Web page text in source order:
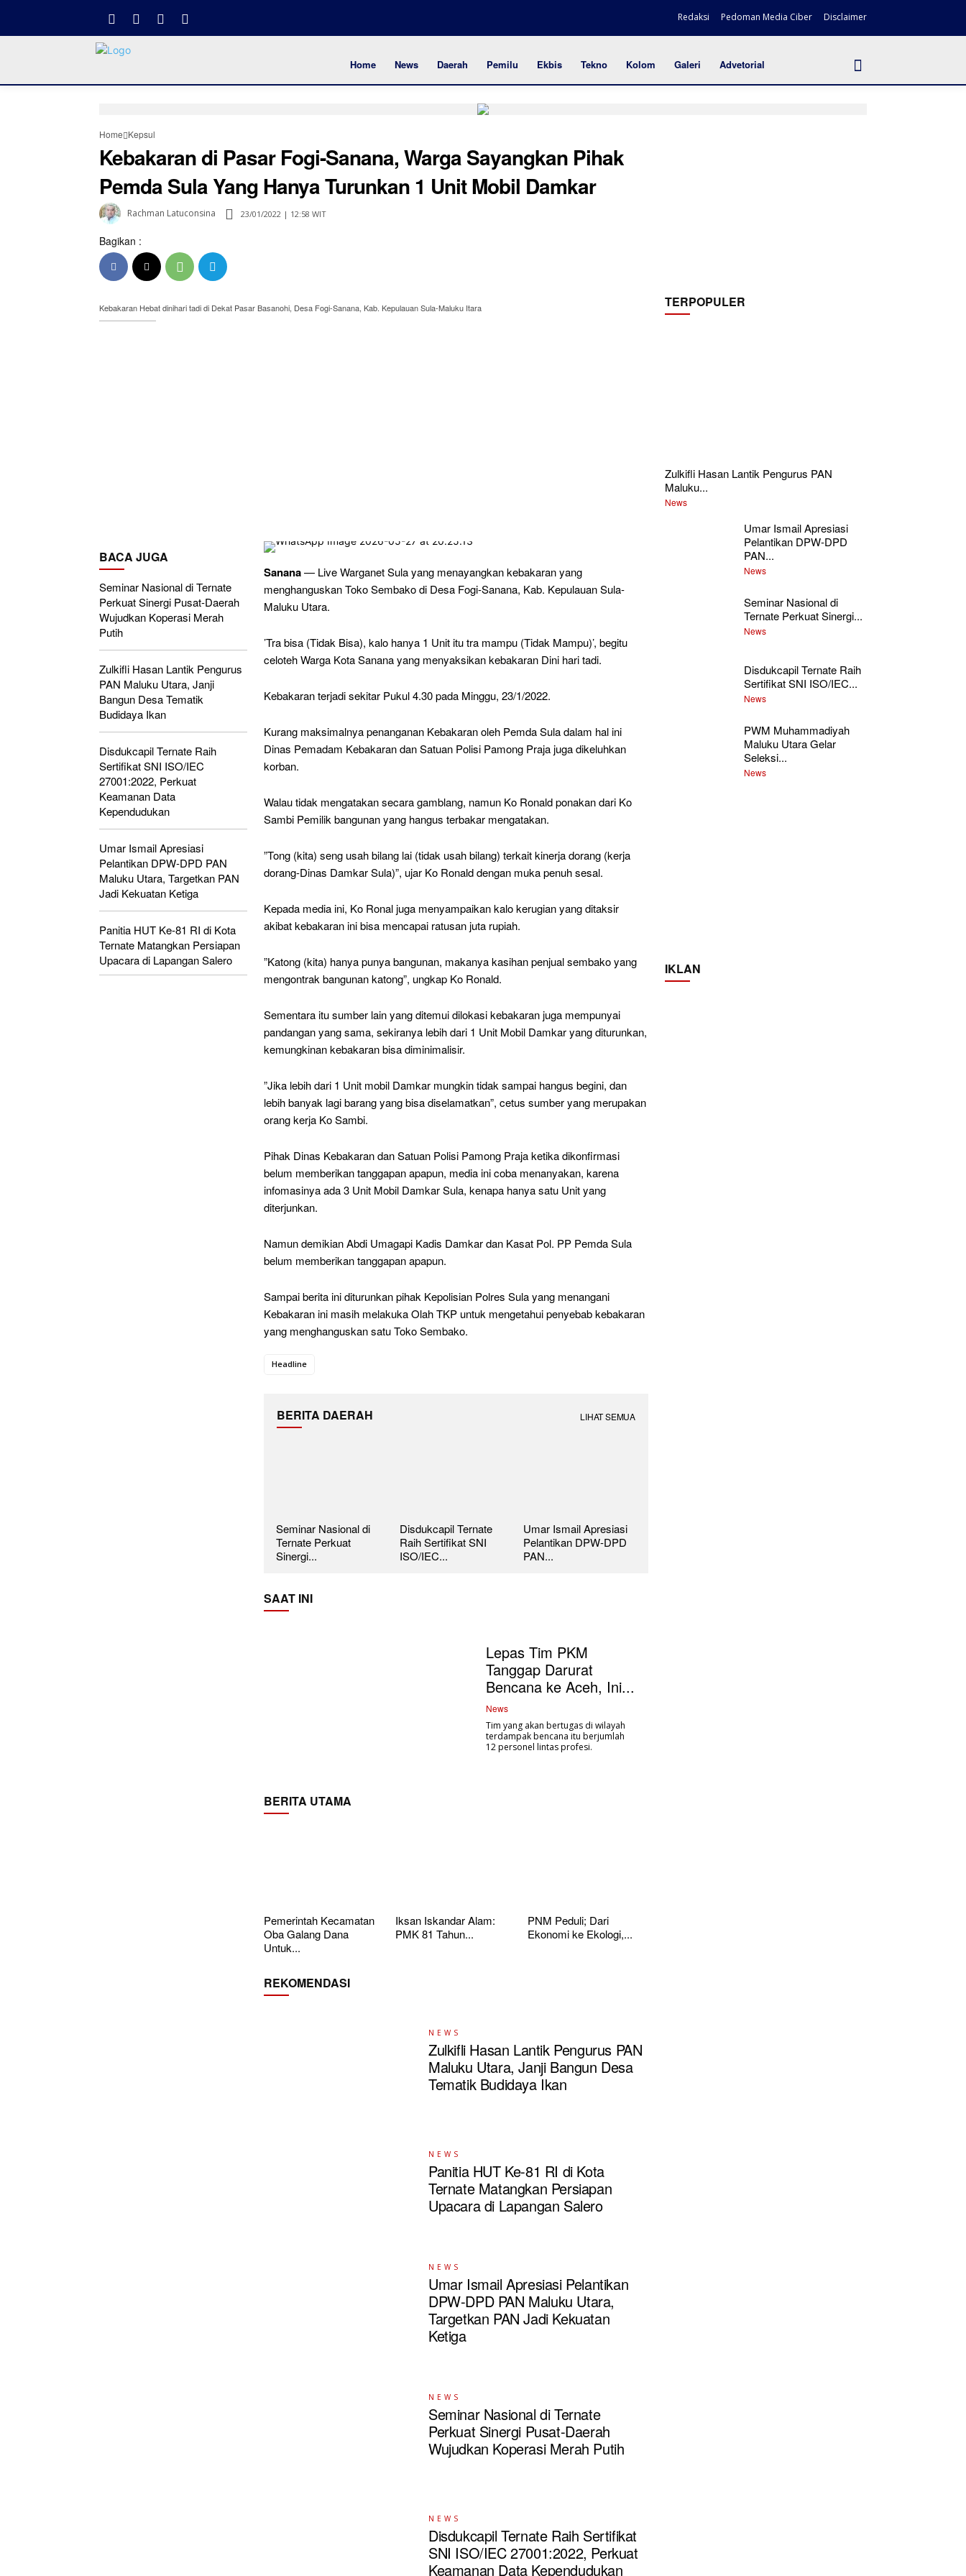
Redaksi Pedoman Media Ciber Disclaimer
Home News Daerah Pemilu Ekbis Tekno Kolom Galeri Advetorial
Home Kepsul
Kebakaran di Pasar Fogi-Sanana, Warga Sayangkan Pihak
Pemda Sula Yang Hanya Turunkan 1 Unit Mobil Damkar
Rachman Latuconsina 23/01/2022 | 12:58 WIT
Bagikan :
Kebakaran Hebat dinihari tadi di Dekat Pasar Basanohi, Desa Fogi-Sanana, Kab. Kepulauan Sula-Maluku Itara TERPOPULER
Zulkifli Hasan Lantik Pengurus PAN
Maluku...
News
BACA JUGA
Seminar Nasional di Ternate
Perkuat Sinergi Pusat-Daerah
Wujudkan Koperasi Merah
Putih
Zulkifli Hasan Lantik Pengurus
PAN Maluku Utara, Janji
Bangun Desa Tematik
Budidaya Ikan
Disdukcapil Ternate Raih
Sertifikat SNI ISO/IEC
27001:2022, Perkuat
Keamanan Data
Kependudukan
Umar Ismail Apresiasi
Pelantikan DPW-DPD PAN
Maluku Utara, Targetkan PAN
Jadi Kekuatan Ketiga
Panitia HUT Ke-81 RI di Kota
Ternate Matangkan Persiapan
Upacara di Lapangan Salero
Sanana— Live Warganet Sula yang menayangkan kebakaran yang
menghanguskan Toko Sembako di Desa Fogi-Sanana, Kab. Kepulauan Sula-
Maluku Utara.
’Tra bisa (Tidak Bisa), kalo hanya 1 Unit itu tra mampu (Tidak Mampu)’, begitu
celoteh Warga Kota Sanana yang menyaksikan kebakaran Dini hari tadi.
Kebakaran terjadi sekitar Pukul 4.30 pada Minggu, 23/1/2022.
Kurang maksimalnya penanganan Kebakaran oleh Pemda Sula dalam hal ini
Dinas Pemadam Kebakaran dan Satuan Polisi Pamong Praja juga dikeluhkan
korban.
Walau tidak mengatakan secara gamblang, namun Ko Ronald ponakan dari Ko
Sambi Pemilik bangunan yang hangus terbakar mengatakan.
”Tong (kita) seng usah bilang lai (tidak usah bilang) terkait kinerja dorang (kerja
dorang-Dinas Damkar Sula)”, ujar Ko Ronald dengan muka penuh sesal.
Kepada media ini, Ko Ronal juga menyampaikan kalo kerugian yang ditaksir
akibat kebakaran ini bisa mencapai ratusan juta rupiah.
”Katong (kita) hanya punya bangunan, makanya kasihan penjual sembako yang
mengontrak bangunan katong”, ungkap Ko Ronald.
Sementara itu sumber lain yang ditemui dilokasi kebakaran juga mempunyai
pandangan yang sama, sekiranya lebih dari 1 Unit Mobil Damkar yang diturunkan,
kemungkinan kebakaran bisa diminimalisir.
”Jika lebih dari 1 Unit mobil Damkar mungkin tidak sampai hangus begini, dan
lebih banyak lagi barang yang bisa diselamatkan”, cetus sumber yang merupakan
orang kerja Ko Sambi.
Pihak Dinas Kebakaran dan Satuan Polisi Pamong Praja ketika dikonfirmasi
belum memberikan tanggapan apapun, media ini coba menanyakan, karena
infomasinya ada 3 Unit Mobil Damkar Sula, kenapa hanya satu Unit yang
diterjunkan.
Namun demikian Abdi Umagapi Kadis Damkar dan Kasat Pol. PP Pemda Sula
belum memberikan tanggapan apapun.
Sampai berita ini diturunkan pihak Kepolisian Polres Sula yang menangani
Kebakaran ini masih melakuka Olah TKP untuk mengetahui penyebab kebakaran
yang menghanguskan satu Toko Sembako.
Headline
BERITA DAERAH LIHAT SEMUA
Seminar Nasional di
Ternate Perkuat
Sinergi...
Disdukcapil Ternate
Raih Sertifikat SNI
ISO/IEC...
Umar Ismail Apresiasi
Pelantikan DPW-DPD
PAN...
SAAT INI
Lepas Tim PKM
Tanggap Darurat
Bencana ke Aceh, Ini...
News
Tim yang akan bertugas di wilayah
terdampak bencana itu berjumlah
12 personel lintas profesi.
BERITA UTAMA
Pemerintah Kecamatan
Oba Galang Dana
Untuk...
Iksan Iskandar Alam:
PMK 81 Tahun...
PNM Peduli; Dari
Ekonomi ke Ekologi,...
REKOMENDASI
NEWS
Zulkifli Hasan Lantik Pengurus PAN
Maluku Utara, Janji Bangun Desa
Tematik Budidaya Ikan
NEWS
Panitia HUT Ke-81 RI di Kota
Ternate Matangkan Persiapan
Upacara di Lapangan Salero
NEWS
Umar Ismail Apresiasi Pelantikan
DPW-DPD PAN Maluku Utara,
Targetkan PAN Jadi Kekuatan
Ketiga
NEWS
Seminar Nasional di Ternate
Perkuat Sinergi Pusat-Daerah
Wujudkan Koperasi Merah Putih
NEWS
Disdukcapil Ternate Raih Sertifikat
SNI ISO/IEC 27001:2022, Perkuat
Keamanan Data Kependudukan
Umar Ismail Apresiasi
Pelantikan DPW-DPD
PAN...
News
Seminar Nasional di
Ternate Perkuat Sinergi...
News
Disdukcapil Ternate Raih
Sertifikat SNI ISO/IEC...
News
PWM Muhammadiyah
Maluku Utara Gelar
Seleksi...
News
IKLAN